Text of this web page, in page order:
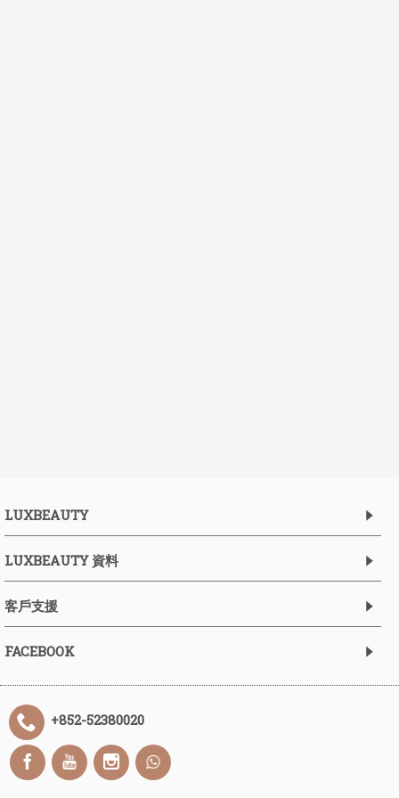
LUXBEAUTY
LUXBEAUTY 資料
客戶支援
FACEBOOK
+852-52380020